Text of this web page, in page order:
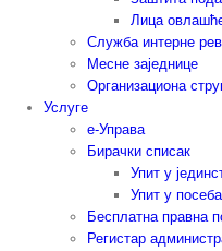
Лица
Служба интерне
Месне заједнице
Организациона
Услуге
е-Управа
Бирачки списак
Упит у
Упит у
Бесплатна правна
Регистар